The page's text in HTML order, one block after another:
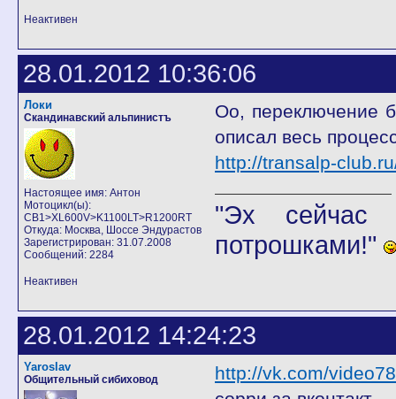
Неактивен
28.01.2012 10:36:06
Локи
Скандинавский альпинистъ
Настоящее имя: Антон
Мотоцикл(ы):
CB1>XL600V>K1100LT>R1200RT
Откуда: Москва, Шоссе Эндурастов
Зарегистрирован: 31.07.2008
Сообщений: 2284
Оо, переключение
описал весь
http://transalp-
"Эх сейчас
потрошками!"
Неактивен
28.01.2012 14:24:23
Yaroslav
Общительный сибиховод
http://vk.com/